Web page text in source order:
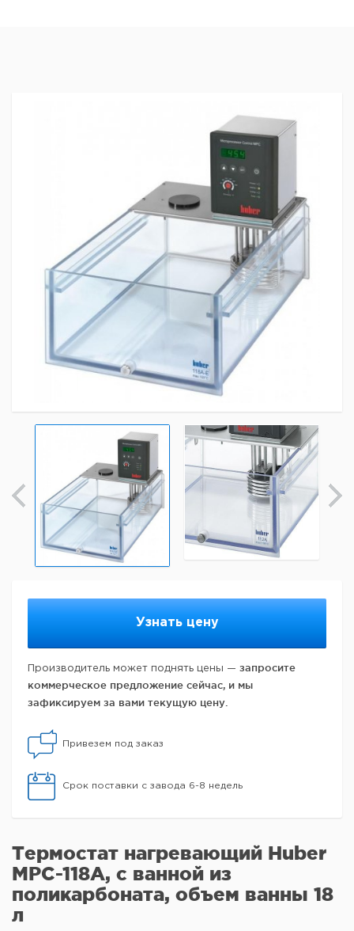
Узнать цену
Производитель может поднять цены — запросите
коммерческое предложение сейчас, и мы
зафиксируем за вами текущую цену.
Привезем под заказ
Срок поставки с завода 6-8 недель
Термостат нагревающий Huber
MPC-118A, с ванной из
поликарбоната, объем ванны 18
л